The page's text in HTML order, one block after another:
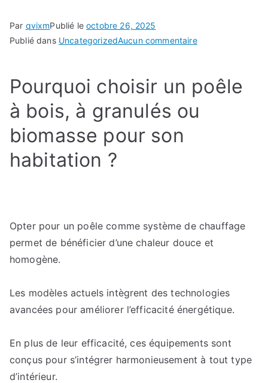
Par qvixmPublié leoctobre 26, 2025
Publié dans UncategorizedAucun commentairesur
dans
poêle
Pourquoi choisir un poêle
à bois, à granulés ou
biomasse pour son
habitation ?
Opter pour un poêle comme système de chauffage
permet de bénéficier d’une chaleur douce et
homogène.
Les modèles actuels intègrent des technologies
avancées pour améliorer l’efficacité énergétique.
En plus de leur efficacité, ces équipements sont
conçus pour s’intégrer harmonieusement à tout type
d’intérieur.